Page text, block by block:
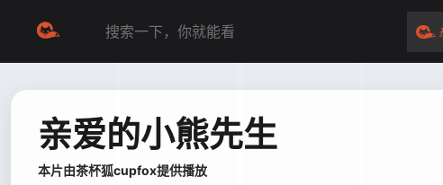
亲爱的小熊先生
本片由茶杯狐cupfox提供播放